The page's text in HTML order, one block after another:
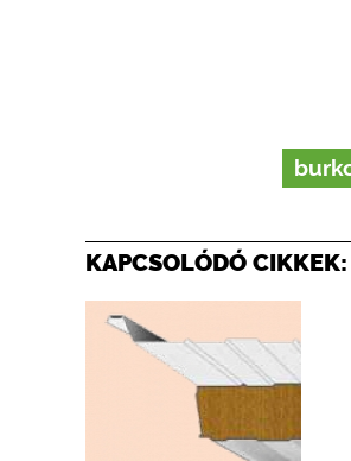
KAPCSOLÓDÓ CIKKEK: